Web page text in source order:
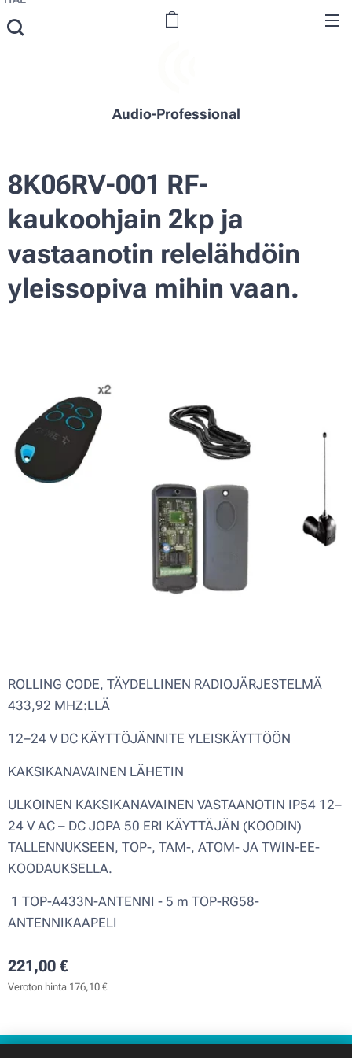
Audio-Professional
8K06RV-001 RF-
kaukoohjain 2kp ja
vastaanotin relelähdöin
yleissopiva mihin vaan.
ROLLING CODE, TÄYDELLINEN RADIOJÄRJESTELMÄ
433,92 MHZ:LLÄ
12–24 V DC KÄYTTÖJÄNNITE YLEISKÄYTTÖÖN
KAKSIKANAVAINEN LÄHETIN
ULKOINEN KAKSIKANAVAINEN VASTAANOTIN IP54 12–
24 V AC – DC JOPA 50 ERI KÄYTTÄJÄN (KOODIN)
TALLENNUKSEEN, TOP-, TAM-, ATOM- JA TWIN-EE-
KOODAUKSELLA.
1 TOP-A433N-ANTENNI - 5 m TOP-RG58-
ANTENNIKAAPELI
221,00 €
Veroton hinta 176,10 €